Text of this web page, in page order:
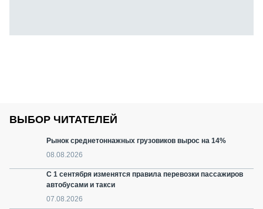
ВЫБОР ЧИТАТЕЛЕЙ
Рынок среднетоннажных грузовиков вырос на 14%
08.08.2026
С 1 сентября изменятся правила перевозки пассажиров
автобусами и такси
07.08.2026